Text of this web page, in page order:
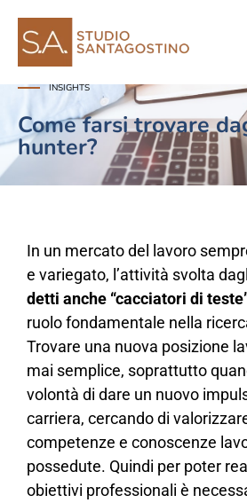
INSIGHTS
Come farsi trovare
hunter?
In un mercato del lavoro
e variegato, l’attività svolta
detti anche “cacciatori di
ruolo fondamentale nella
Trovare una nuova posizione
mai semplice, soprattutto
volontà di dare un nuovo
carriera, cercando di
competenze e conoscenze
possedute. Quindi per poter
obiettivi professionali è